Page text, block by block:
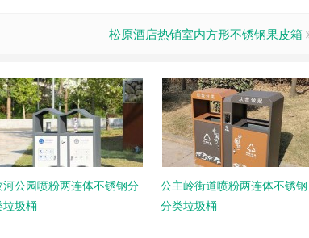
松原酒店热销室内方形不锈钢果皮箱
河公园喷粉两连体不锈钢分
垃圾桶
公主岭街道喷粉两连体不锈钢
分类垃圾桶